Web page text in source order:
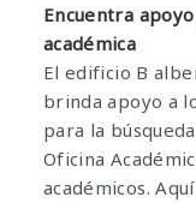
Encuentra
académica
El edificio B
brinda apoyo a
para la
Oficina
académicos.